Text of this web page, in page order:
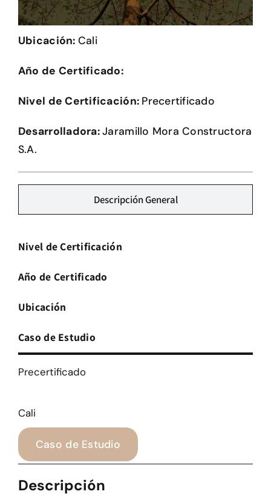
Herramientas
Credenciales
Ubicación: Cali
Año de Certificado:
Nivel de Certificación: Precertificado
Desarrolladora:Jaramillo Mora Constructora
S.A.
Descripción General
Nivel de Certificación
Año de Certificado
Ubicación
Caso de Estudio
Precertificado
Cali
Caso de Estudio
Descripción